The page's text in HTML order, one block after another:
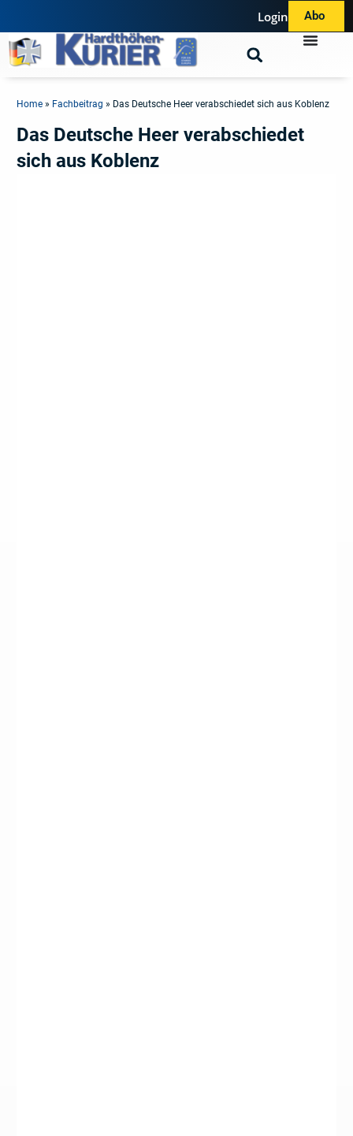
Login Abo
Home » Fachbeitrag » Das Deutsche Heer verabschiedet sich aus Koblenz
Das Deutsche Heer verabschiedet
sich aus Koblenz